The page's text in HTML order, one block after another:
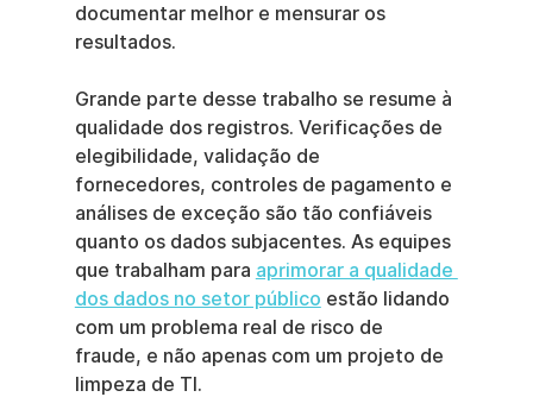
documentar melhor e mensurar os
resultados.
Grande parte desse trabalho se resume à
qualidade dos registros. Verificações de
elegibilidade, validação de
fornecedores, controles de pagamento e
análises de exceção são tão confiáveis
quanto os dados subjacentes. As equipes
que trabalham para aprimorar a qualidade
dos dados no setor público estão lidando
com um problema real de risco de
fraude, e não apenas com um projeto de
limpeza de TI.